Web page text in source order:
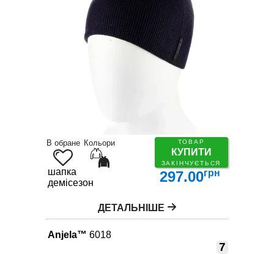
В обране Кольори ТОВАР
КУПИТИ
ЗАКІНЧУЄТЬСЯ
шапка
демісезон
297.00грн
ДЕТАЛЬНІШЕ
Anjela™ 6018
7